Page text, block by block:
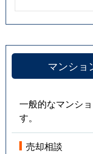
マンショ
一般的なマンシ
す。
売却相談